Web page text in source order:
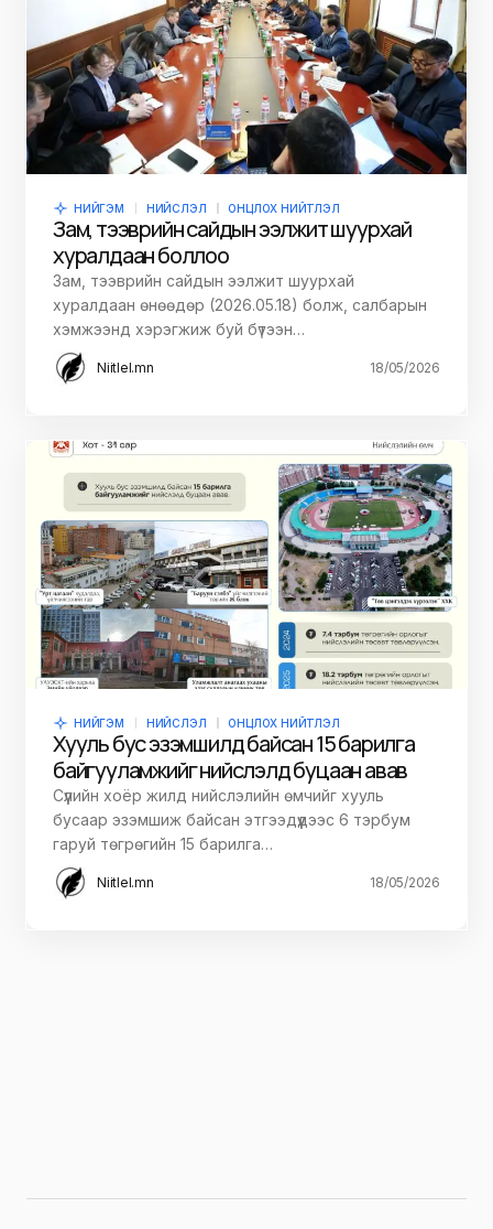
НИЙГЭМ НИЙСЛЭЛ ОНЦЛОХ НИЙТЛЭЛ
Зам, тээврийн сайдын ээлжит шуурхай
хуралдаан боллоо
Зам, тээврийн сайдын ээлжит шуурхай
хуралдаан өнөөдөр (2026.05.18) болж, салбарын
хэмжээнд хэрэгжиж буй бүтээн…
Niitlel.mn 18/05/2026
НИЙГЭМ НИЙСЛЭЛ ОНЦЛОХ НИЙТЛЭЛ
Хууль бус эзэмшилд байсан 15 барилга
байгууламжийг нийслэлд буцаан авав
Сүүлийн хоёр жилд нийслэлийн өмчийг хууль
бусаар эзэмшиж байсан этгээдүүдээс 6 тэрбум
гаруй төгрөгийн 15 барилга…
Niitlel.mn 18/05/2026